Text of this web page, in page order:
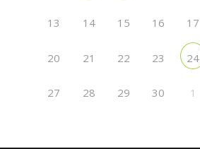
13 14 15 16 17
20 21 22 23 24
27 28 29 30 1